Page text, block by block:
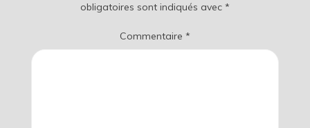
obligatoires sont indiqués avec *
Commentaire *